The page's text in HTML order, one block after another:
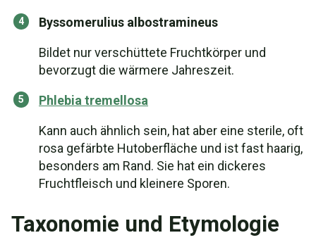
Byssomerulius albostramineus
Bildet nur verschüttete Fruchtkörper und
bevorzugt die wärmere Jahreszeit.
Phlebia tremellosa
Kann auch ähnlich sein, hat aber eine sterile, oft
rosa gefärbte Hutoberfläche und ist fast haarig,
besonders am Rand. Sie hat ein dickeres
Fruchtfleisch und kleinere Sporen.
Taxonomie und Etymologie